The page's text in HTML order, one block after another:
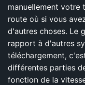
manuellement votre
route où si vous
d'autres choses. Le
rapport à d'autres
téléchargement,
différentes parties
fonction de la